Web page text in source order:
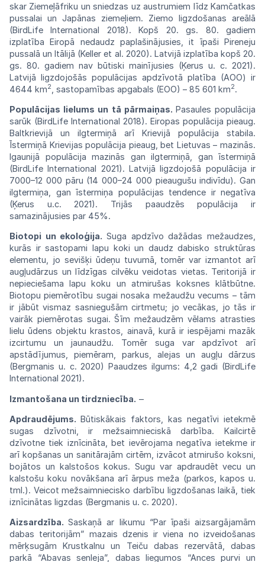
skar Ziemeļāfriku un sniedzas uz austrumiem līdz Kamčatkas
pussalai un Japānas ziemeļiem. Ziemo ligzdošanas areālā
(BirdLife International 2018). Kopš 20. gs. 80. gadiem
izplatība Eiropā nedaudz paplašinājusies, it īpaši Pireneju
pussalā un Itālijā (Keller et al. 2020). Latvijā izplatība kopš 20.
gs. 80. gadiem nav būtiski mainījusies (Ķerus u. c. 2021).
Latvijā ligzdojošās populācijas apdzīvotā platība (AOO) ir
4644 km2 , sastopamības apgabals (EOO) – 85 601 km2.
Populācijas lielums un tā pārmaiņas. Pasaules populācija
sarūk (BirdLife International 2018). Eiropas populācija pieaug.
Baltkrievijā un ilgtermiņā arī Krievijā populācija stabila.
Īstermiņā Krievijas populācija pieaug, bet Lietuvas – mazinās.
Igaunijā populācija mazinās gan ilgtermiņā, gan īstermiņā
(BirdLife International 2021). Latvijā ligzdojošā populācija ir
7000–12 000 pāru (14 000–24 000 pieaugušu indivīdu). Gan
ilgtermiņa, gan īstermiņa populācijas tendence ir negatīva
(Ķerus u.c. 2021). Trijās paaudzēs populācija ir
samazinājusies par 45%.
Biotopi un ekoloģija. Suga apdzīvo dažādas mežaudzes,
kurās ir sastopami lapu koki un daudz dabisko struktūras
elementu, jo sevišķi ūdeņu tuvumā, tomēr var izmantot arī
augļudārzus un līdzīgas cilvēku veidotas vietas. Teritorijā ir
nepieciešama lapu koku un atmirušas koksnes klātbūtne.
Biotopu piemērotību sugai nosaka mežaudžu vecums – tām
ir jābūt vismaz sasniegušām cirtmetu; jo vecākas, jo tās ir
vairāk piemērotas sugai. Šīm mežaudzēm vēlams atrasties
lielu ūdens objektu krastos, ainavā, kurā ir iespējami mazāk
izcirtumu un jaunaudžu. Tomēr suga var apdzīvot arī
apstādījumus, piemēram, parkus, alejas un augļu dārzus
(Bergmanis u. c. 2020) Paaudzes ilgums: 4,2 gadi (BirdLife
International 2021).
Izmantošana un tirdzniecība. ‒
Apdraudējums. Būtiskākais faktors, kas negatīvi ietekmē
sugas dzīvotni, ir mežsaimnieciskā darbība. Kailcirtē
dzīvotne tiek iznīcināta, bet ievērojama negatīva ietekme ir
arī kopšanas un sanitārajām cirtēm, izvācot atmirušo koksni,
bojātos un kalstošos kokus. Sugu var apdraudēt vecu un
kalstošu koku novākšana arī ārpus meža (parkos, kapos u.
tml.). Veicot mežsaimniecisko darbību ligzdošanas laikā, tiek
iznīcinātas ligzdas (Bergmanis u. c. 2020).
Aizsardzība.Saskaņā ar likumu “Par īpaši aizsargājamām
dabas teritorijām” mazais dzenis ir viena no izveidošanas
mērķsugām Krustkalnu un Teiču dabas rezervātā, dabas
parkā “Abavas senleja”, dabas liegumos “Ances purvi un